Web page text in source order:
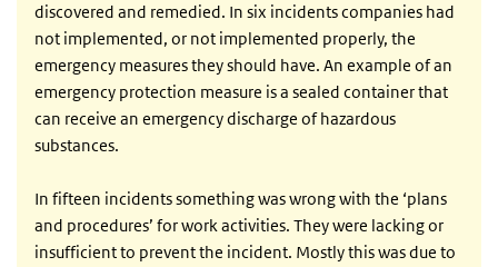
discovered and remedied. In six incidents companies had
not implemented, or not implemented properly, the
emergency measures they should have. An example of an
emergency protection measure is a sealed container that
can receive an emergency discharge of hazardous
substances.
In fifteen incidents something was wrong with the ‘plans
and procedures’ for work activities. They were lacking or
insufficient to prevent the incident. Mostly this was due to